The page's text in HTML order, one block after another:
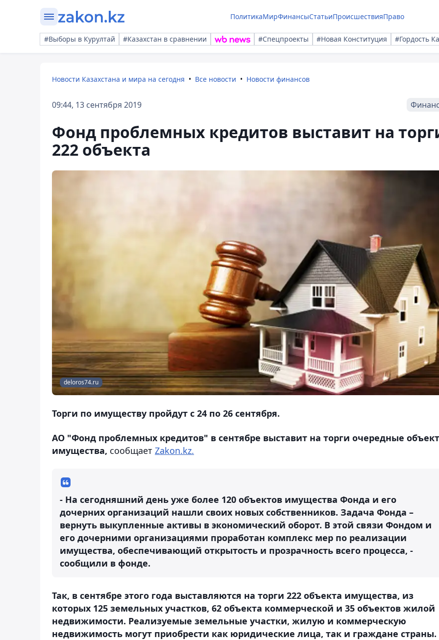
ПолитикаМирФинансыСтатьиПроисшествияПраво
#Выборы в Курултай #Казахстан в сравнении #Спецпроекты #Новая Конституция #Гордость
Новости Казахстана и мира на сегодня Все новости Новости финансов
09:44, 13 сентября 2019
Фонд проблемных кредитов выставит на
222 объекта
deloros74.ru
Торги по имуществу пройдут с 24 по 26 сентября.
АО "Фонд проблемных кредитов" в сентябре выставит на торги очередные
имущества, сообщает Zakon.kz.
- На сегодняшний день уже более 120 объектов имущества Фонда и его
дочерних организаций нашли своих новых собственников. Задача Фонда –
вернуть выкупленные активы в экономический оборот. В этой связи Фондом и
его дочерними организациями проработан комплекс мер по реализации
имущества, обеспечивающий открытость и прозрачность всего процесса, -
сообщили в фонде.
Так, в сентябре этого года выставляются на торги 222 объекта имущества, из
которых 125 земельных участков, 62 объекта коммерческой и 35 объектов жилой
недвижимости. Реализуемые земельные участки, жилую и коммерческую
недвижимость могут приобрести как юридические лица, так и граждане страны.